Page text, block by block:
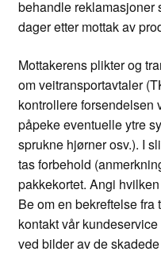
behandle reklamasjoner
dager etter mottak av
Mottakerens plikter og
om veitransportavtaler
kontrollere forsendelsen
påpeke eventuelle ytre
sprukne hjørner osv.). I
tas forbehold
pakkekortet. Angi
Be om en bekreftelse fra
kontakt vår
ved bilder av de